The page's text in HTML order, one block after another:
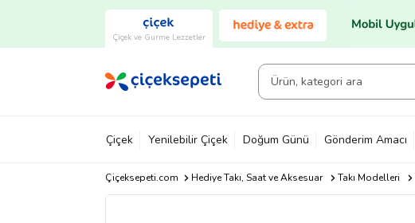
Çiçek ve Gurme Lezzetler
Çiçek Yenilebilir Çiçek Doğum Günü Gönderim Amacı
Çiçeksepeti.com Hediye Takı, Saat ve Aksesuar Takı Modelleri